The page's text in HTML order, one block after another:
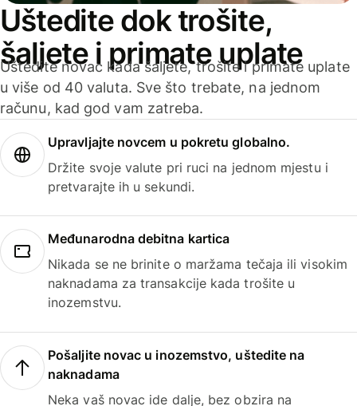
Uštedite dok trošite,
šaljete i primate uplate
Uštedite novac kada šaljete, trošite i primate uplate
u više od 40 valuta. Sve što trebate, na jednom
računu, kad god vam zatreba.
Upravljajte novcem u pokretu globalno.
Držite svoje valute pri ruci na jednom mjestu i
pretvarajte ih u sekundi.
Međunarodna debitna kartica
Nikada se ne brinite o maržama tečaja ili visokim
naknadama za transakcije kada trošite u
inozemstvu.
Pošaljite novac u inozemstvo, uštedite na
naknadama
Neka vaš novac ide dalje, bez obzira na